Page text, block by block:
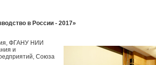
в России - 2017»
ФГАНУ НИИ
и
Союза